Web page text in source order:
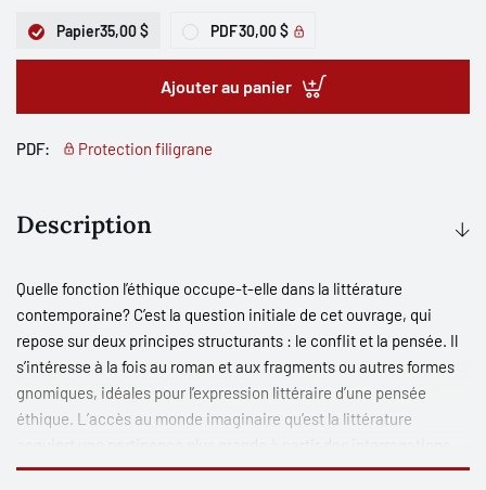
Papier35,00 $ PDF30,00 $
Ajouter au panier
PDF: Protection filigrane
Description
Quelle fonction l’éthique occupe-t-elle dans la littérature
contemporaine? C’est la question initiale de cet ouvrage, qui
repose sur deux principes structurants : le conflit et la pensée. Il
s’intéresse à la fois au roman et aux fragments ou autres formes
gnomiques, idéales pour l’expression littéraire d’une pensée
éthique. L’accès au monde imaginaire qu’est la littérature
éthiques qui transforment la matière et la manière romanesque.